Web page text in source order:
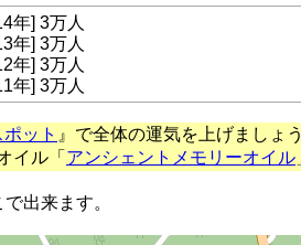
年] 3万人
年] 3万人
年] 3万人
年] 3万人
ット 』で全体の運気を上げましょ
イル「 アンシェントメモリーオイル
出来ます。